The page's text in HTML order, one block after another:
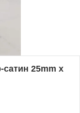
сатин 25mm x